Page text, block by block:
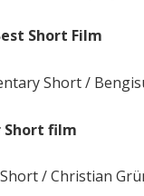
Short Film
Short /
Short film
/ Christian